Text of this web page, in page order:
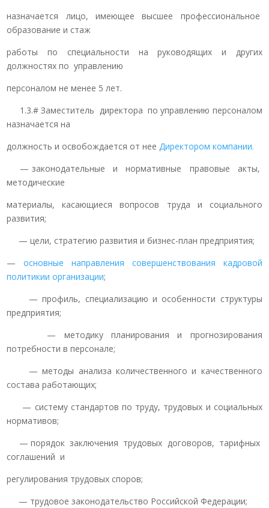
назначается лицо, имеющее высшее профессиональное
образование и стаж
работы по специальности на руководящих и других
должностях по управлению
персоналом не менее 5 лет.
1.3.# Заместитель директора по управлению персоналом
назначается на
должность и освобождается от нееДиректором компании.
— законодательные и нормативные правовые акты,
методические
материалы, касающиеся вопросов труда и социального
развития;
— цели, стратегию развития и бизнес-план предприятия;
—основные направления совершенствования кадровой
политикии организации;
— профиль, специализацию и особенности структуры
предприятия;
— методику планирования и прогнозирования
потребности в персонале;
— методы анализа количественного и качественного
состава работающих;
— систему стандартов по труду, трудовых и социальных
нормативов;
— порядок заключения трудовых договоров, тарифных
соглашений и
регулирования трудовых споров;
— трудовое законодательство Российской Федерации;